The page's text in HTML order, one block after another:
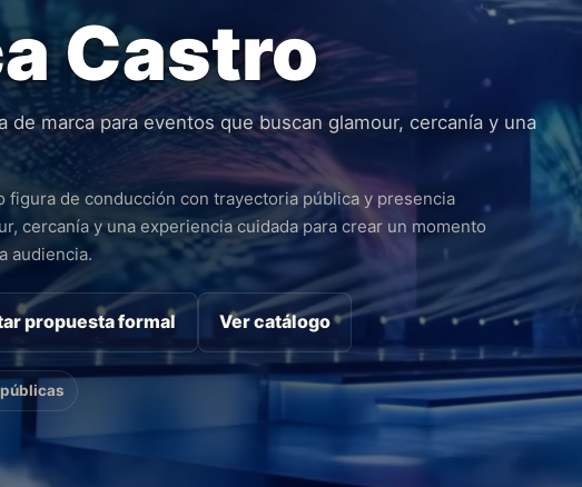
Castro
de marca para eventos que buscan glamour, cercanía y una
figura de conducción con trayectoria pública y presencia
cercanía y una experiencia cuidada para crear un momento
audiencia.
propuesta formal Ver catálogo